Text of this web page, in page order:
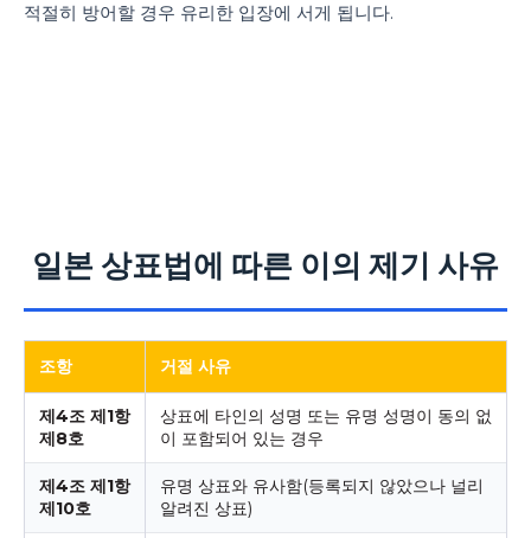
적절히 방어할 경우 유리한 입장에 서게 됩니다.
일본 상표법에 따른 이의 제기 사유
조항 거절 사유
제4조 제1항
제8호
상표에 타인의 성명 또는 유명 성명이 동의 없
이 포함되어 있는 경우
제4조 제1항
제10호
유명 상표와 유사함(등록되지 않았으나 널리
알려진 상표)